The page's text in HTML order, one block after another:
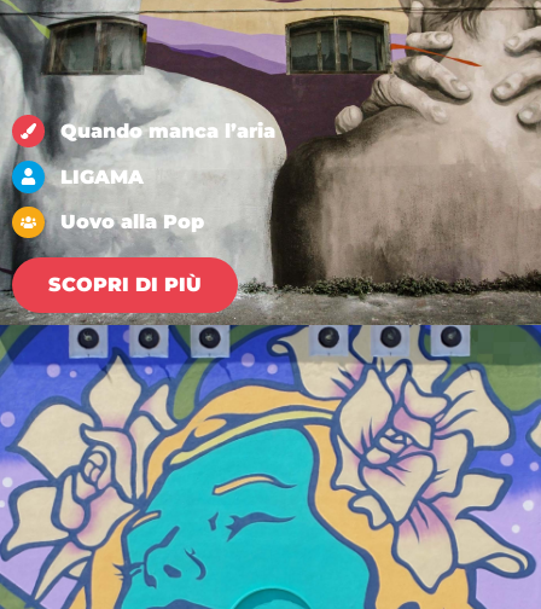
Quando manca l’aria
LIGAMA
Uovo alla Pop
SCOPRI DI PIÙ